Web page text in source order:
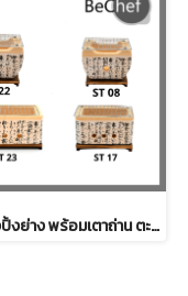
ตะแกรงปิ้งย่าง พร้อมเตาถ่าน ตะแกรงสแตนเลส เตาญี่ปุ่น ปิ้งย่าง ย่างเนื้อ เตาดินขาว เตาฮิดะ สแตนเลส 304 แถมถ่านฟรี